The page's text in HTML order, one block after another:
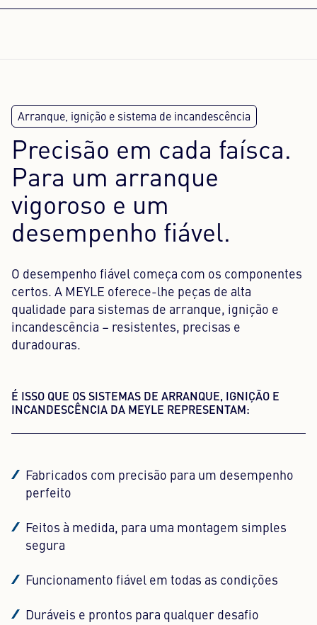
Precisão em cada faísca.
Para um arranque
vigoroso e um
desempenho fiável.
O desempenho fiável começa com os componentes
certos. A MEYLE oferece-lhe peças de alta
qualidade para sistemas de arranque, ignição e
incandescência – resistentes, precisas e
duradouras.
É ISSO QUE OS SISTEMAS DE ARRANQUE, IGNIÇÃO E
INCANDESCÊNCIA DA MEYLE REPRESENTAM:
Fabricados com precisão para um desempenho
perfeito
Feitos à medida, para uma montagem simples
segura
Funcionamento fiável em todas as condições
Duráveis e prontos para qualquer desafio